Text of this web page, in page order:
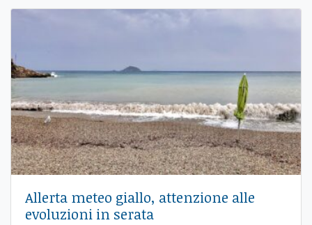
Allerta meteo giallo, attenzione alle
evoluzioni in serata